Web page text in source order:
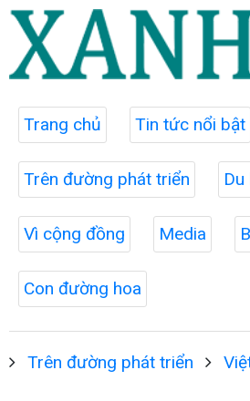
Trang chủ Tin tức nổi bật
Trên đường phát triển Du
Vì cộng đồng Media
Con đường hoa
Trên đường phát triển